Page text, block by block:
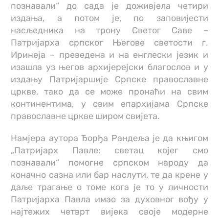
познавали“ до сада је доживјела четири
издања, а потом је, по заповијести
насљедника на трону Светог Саве –
Патријарха српског Његове светости г.
Иринеја – преведена и на енглески језик и
изашла уз његов архијерејски благослов и у
издању Патријаршије Српске православне
цркве, тако да се може пронаћи на свим
континентима, у свим епархијама Српске
православне цркве широм свијета.
Намјера аутора Ђорђа Рандеља је да књигом
„Патријарх Павле: светац којег смо
познавали“ помогне српском народу да
коначно сазна или бар наслути, те да крене у
даље трагање о томе кога је то у личности
Патријарха Павла имао за духовног вођу у
најтежих четврт вијека своје модерне